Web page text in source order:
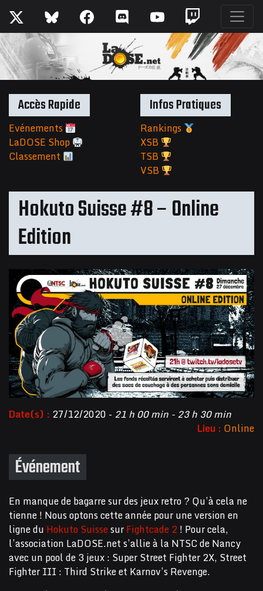
Hokuto Suisse #8 – Online
Edition
Date(s) : 27/12/2020 - 21 h 00 min - 23 h 30 min
Lieu : Online
Événement
En manque de bagarre sur des jeux retro ? Qu’à cela ne
tienne ! Nous optons cette année pour une version en
ligne du Hokuto SuissesurFightcade 2! Pour cela,
l’association LaDOSE.net s’allie à la NTSC de Nancy
avec un pool de 3 jeux : Super Street Fighter 2X, Street
Fighter III : Third Strike et Karnov’s Revenge.
Accès Rapide
Evénements
LaDOSE Shop
Classement
Infos Pratiques
Rankings
XSB
TSB
VSB